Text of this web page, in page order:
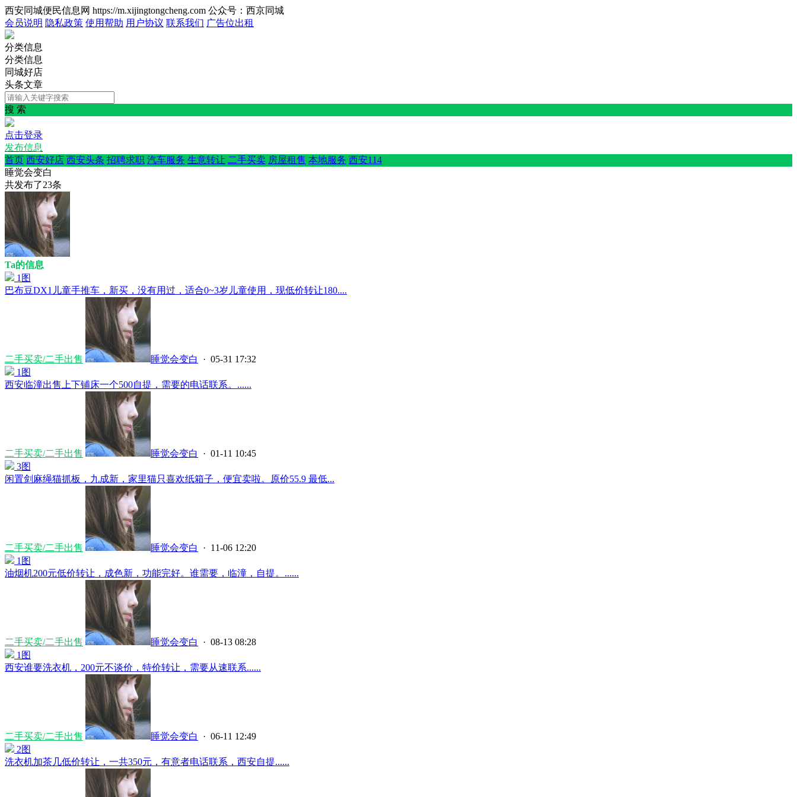
西安同城便民信息网 https://m.xijingtongcheng.com 公众号：西京同城
会员说明 隐私政策 使用帮助 用户协议 联系我们 广告位出租
分类信息
分类信息
同城好店
头条文章
搜 索
点击登录
发布信息
首页 西安好店 西安头条 招聘求职 汽车服务 生意转让 二手买卖 房屋租售 本地服务 西安114
睡觉会变白
共发布了23条
Ta的信息
1图
巴布豆DX1儿童手推车，新买，没有用过，适合0~3岁儿童使用，现低价转让180....
二手买卖/二手出售 睡觉会变白
· 05-31 17:32
1图
西安临潼出售上下铺床一个500自提，需要的电话联系。......
二手买卖/二手出售 睡觉会变白
· 01-11 10:45
3图
闲置剑麻绳猫抓板，九成新，家里猫只喜欢纸箱子，便宜卖啦。原价55.9 最低...
二手买卖/二手出售 睡觉会变白
· 11-06 12:20
1图
油烟机200元低价转让，成色新，功能完好。谁需要，临潼，自提。......
二手买卖/二手出售 睡觉会变白
· 08-13 08:28
1图
西安谁要洗衣机，200元不谈价，特价转让，需要从速联系......
二手买卖/二手出售 睡觉会变白
· 06-11 12:49
2图
洗衣机加茶几低价转让，一共350元，有意者电话联系，西安自提......